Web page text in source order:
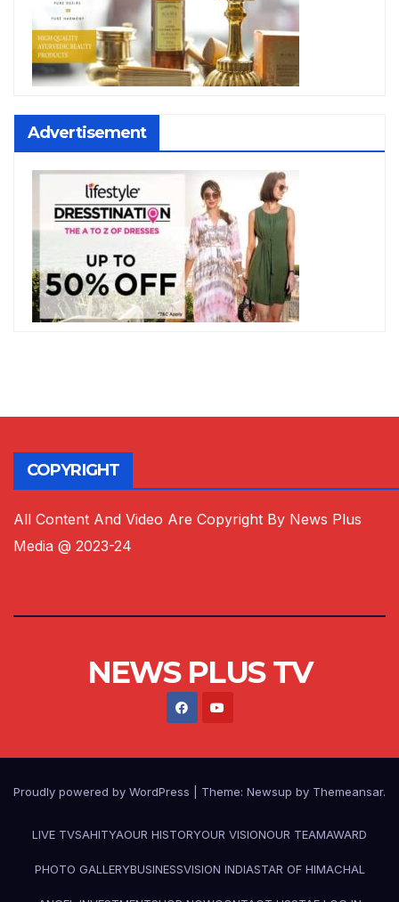
Advertisement
COPYRIGHT
All Content And Video Are Copyright By News Plus
Media @ 2023-24
NEWS PLUS TV
Proudly powered by WordPress Theme: Newsup by Themeansar.
LIVE TVSAHITYAOUR HISTORYOUR VISIONOUR TEAMAWARD
PHOTO GALLERYBUSINESSVISION INDIASTAR OF HIMACHAL